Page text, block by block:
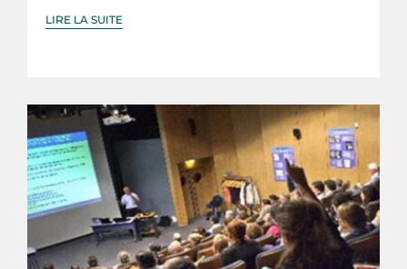
LIRE LA SUITE